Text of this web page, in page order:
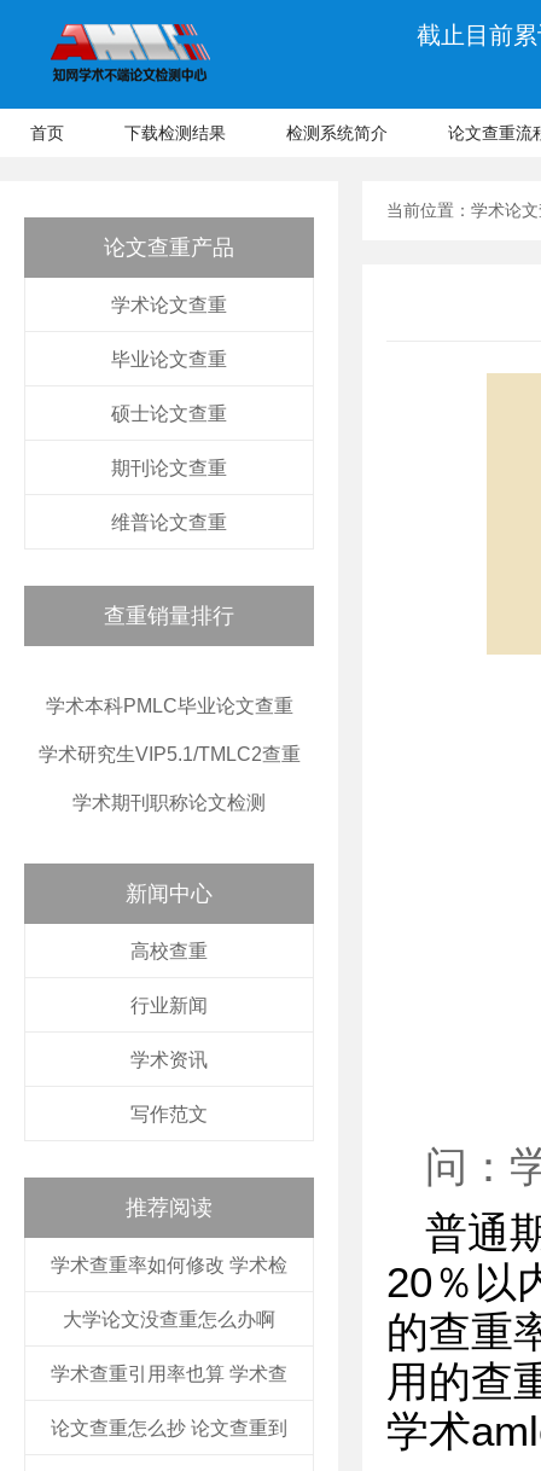
截止目前
首页 下载检测结果 检测系统简介 论文查重流
论文查重产品
学术论文查重
毕业论文查重
硕士论文查重
期刊论文查重
维普论文查重
查重销量排行
学术本科PMLC毕业论文查重
学术研究生VIP5.1/TMLC2查重
学术期刊职称论文检测
新闻中心
高校查重
行业新闻
学术资讯
写作范文
推荐阅读
学术查重率如何修改 学术检
大学论文没查重怎么办啊
学术查重引用率也算 学术查
论文查重怎么抄 论文查重到
当前位置： 学术论
问：
普通
20％以
的查重
用的查
学术